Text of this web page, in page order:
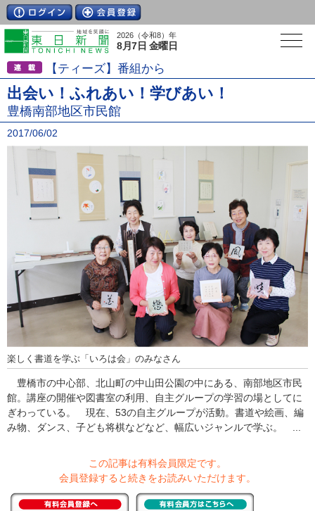
2026（令和8）年
8月7日 金曜日
【ティーズ】番組から
出会い！ふれあい！学びあい！
豊橋南部地区市民館
2017/06/02
楽しく書道を学ぶ「いろは会」のみなさん
豊橋市の中心部、北山町の中山田公園の中にある、南部地区市民
館。講座の開催や図書室の利用、自主グループの学習の場としてに
ぎわっている。 現在、53の自主グループが活動。書道や絵画、編
み物、ダンス、子ども将棋などなど、幅広いジャンルで学ぶ。 ...
この記事は有料会員限定です。
会員登録すると続きをお読みいただけます。